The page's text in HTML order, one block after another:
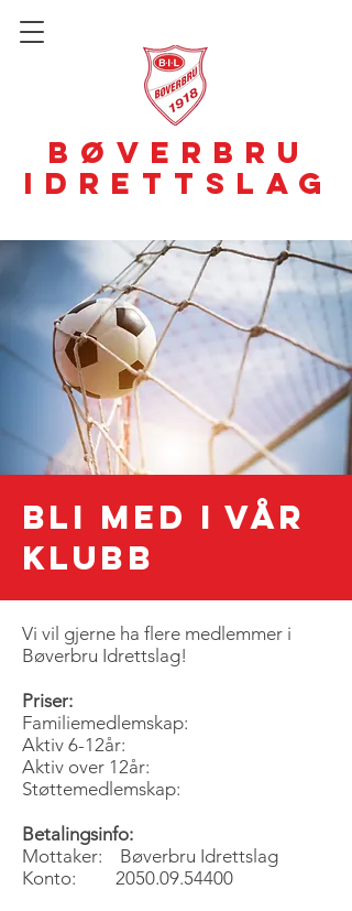
BØVERBRU
IDRETTSLAG
BLI MED I VÅR
KLUBB
Vi vil gjerne ha flere medlemmer i
Bøverbru Idrettslag!
Priser:
Familiemedlemskap:
Aktiv 6-12år:
Aktiv over 12år:
Støttemedlemskap:
Betalingsinfo:
Mottaker: Bøverbru Idrettslag
Konto: 2050.09.54400